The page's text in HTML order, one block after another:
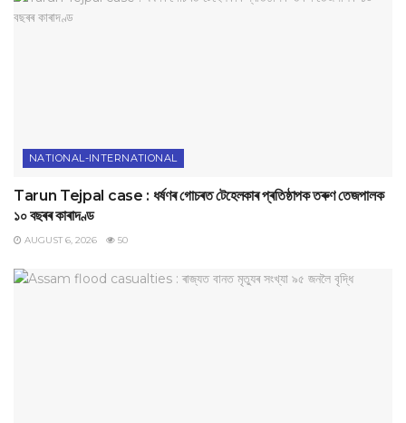
NATIONAL-INTERNATIONAL
Tarun Tejpal case : ধৰ্ষণৰ গোচৰত টেহেলকাৰ প্ৰতিষ্ঠাপক তৰুণ তেজপালক
১০ বছৰৰ কাৰাদণ্ড
AUGUST 6, 2026 50